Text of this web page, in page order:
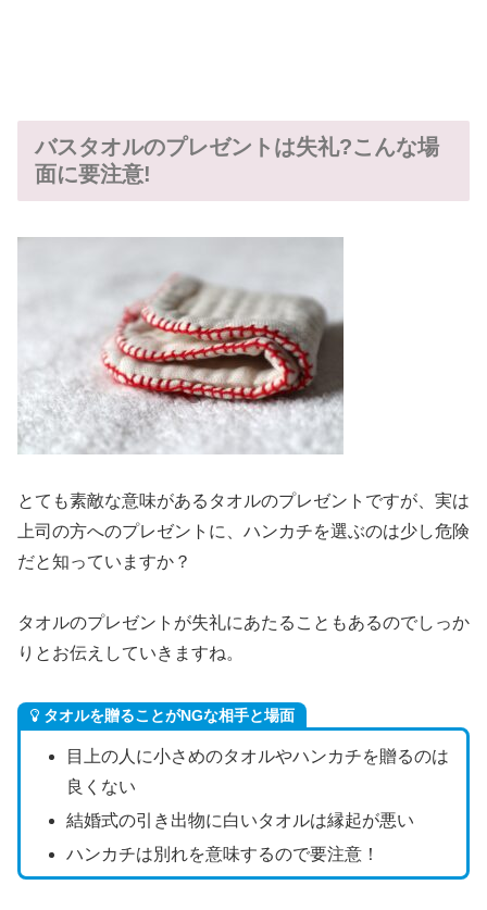
バスタオルのプレゼントは失礼?こんな場
面に要注意!
とても素敵な意味があるタオルのプレゼントですが、実は
上司の方へのプレゼントに、ハンカチを選ぶのは少し危険
だと知っていますか？
タオルのプレゼントが失礼にあたることもあるのでしっか
りとお伝えしていきますね。
タオルを贈ることがNGな相手と場面
目上の人に小さめのタオルやハンカチを贈るのは
良くない
結婚式の引き出物に白いタオルは縁起が悪い
ハンカチは別れを意味するので要注意！